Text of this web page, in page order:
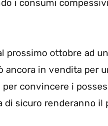
i consumi
prossimo ottobre ad
in vendita per
convincere i
sicuro renderanno il